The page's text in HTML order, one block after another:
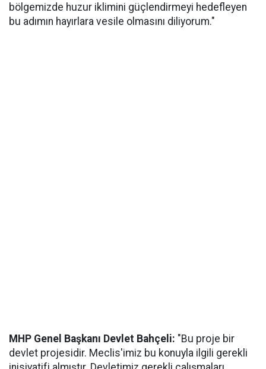
bölgemizde huzur iklimini güçlendirmeyi hedefleyen
bu adımın hayırlara vesile olmasını diliyorum."
MHP Genel Başkanı Devlet Bahçeli: "Bu proje bir
devlet projesidir. Meclis'imiz bu konuyla ilgili gerekli